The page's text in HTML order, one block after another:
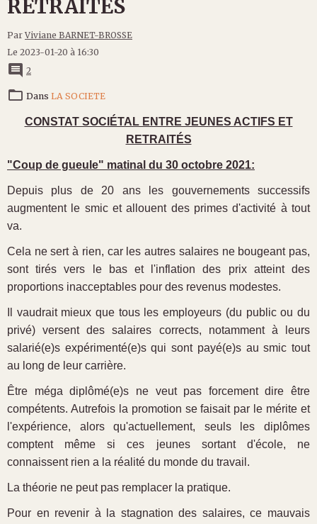
RETRAITÉS
ParViviane BARNET-BROSSE
Le 2023-01-20 à 16:30
2
Dans LA SOCIETE
CONSTAT SOCIÉTAL ENTRE JEUNES ACTIFS ET
RETRAITÉS
"Coup de gueule" matinal du 30 octobre 2021:
Depuis plus de 20 ans les gouvernements successifs
augmentent le smic et allouent des primes d'activité à tout
va.
Cela ne sert à rien, car les autres salaires ne bougeant pas,
sont tirés vers le bas et l'inflation des prix atteint des
proportions inacceptables pour des revenus modestes.
Il vaudrait mieux que tous les employeurs (du public ou du
privé) versent des salaires corrects, notamment à leurs
salarié(e)s expérimenté(e)s qui sont payé(e)s au smic tout
au long de leur carrière.
Être méga diplômé(e)s ne veut pas forcement dire être
compétents. Autrefois la promotion se faisait par le mérite et
l'expérience, alors qu'actuellement, seuls les diplômes
comptent même si ces jeunes sortant d'école, ne
connaissent rien a la réalité du monde du travail.
La théorie ne peut pas remplacer la pratique.
Pour en revenir à la stagnation des salaires, ce mauvais